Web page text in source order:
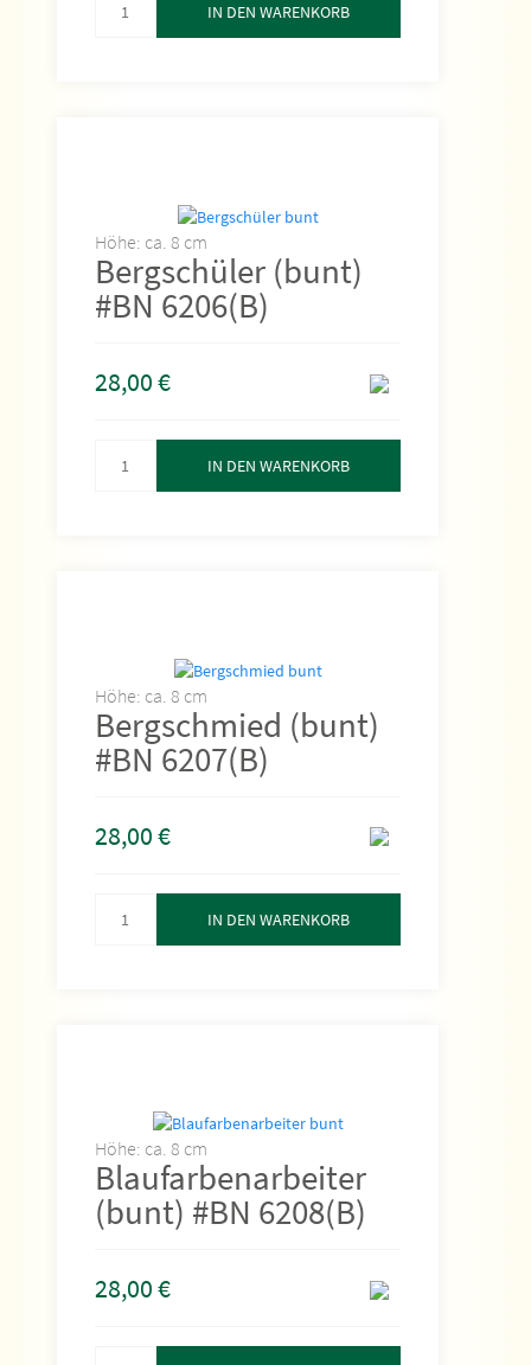
IN DEN WARENKORB
Höhe: ca. 8 cm
Bergschüler (bunt)
#BN 6206(B)
28,00€
IN DEN WARENKORB
Höhe: ca. 8 cm
Bergschmied (bunt)
#BN 6207(B)
28,00€
IN DEN WARENKORB
Höhe: ca. 8 cm
Blaufarbenarbeiter
(bunt) #BN 6208(B)
28,00€